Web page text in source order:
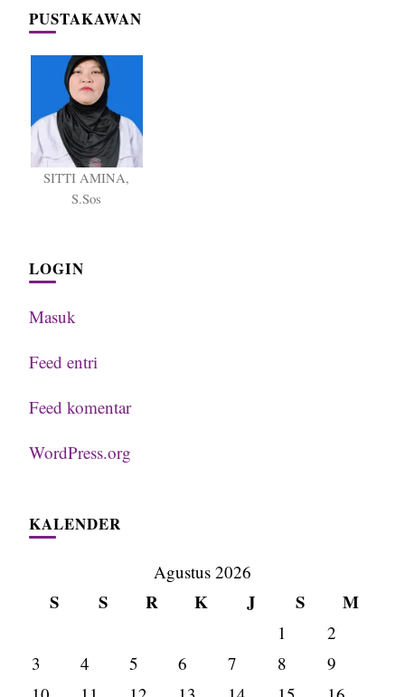
PUSTAKAWAN
SITTI AMINA,
S.Sos
LOGIN
Masuk
Feed entri
Feed komentar
WordPress.org
KALENDER
Agustus 2026
S S R K J S M
1
2
3
4 5 6 7 8
9